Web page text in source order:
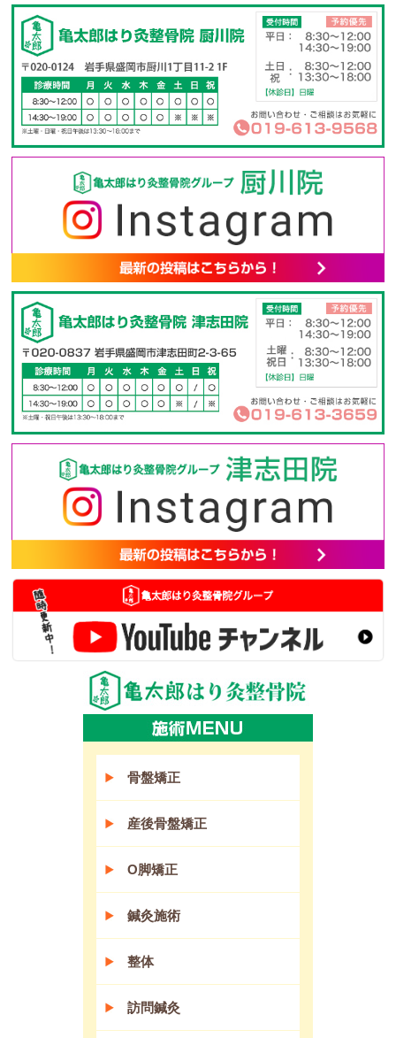
骨盤矯正
産後骨盤矯正
O脚矯正
鍼灸施術
整体
訪問鍼灸